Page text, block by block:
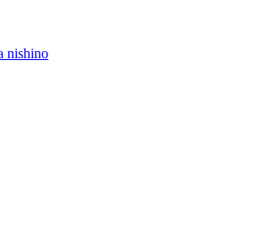
nishino